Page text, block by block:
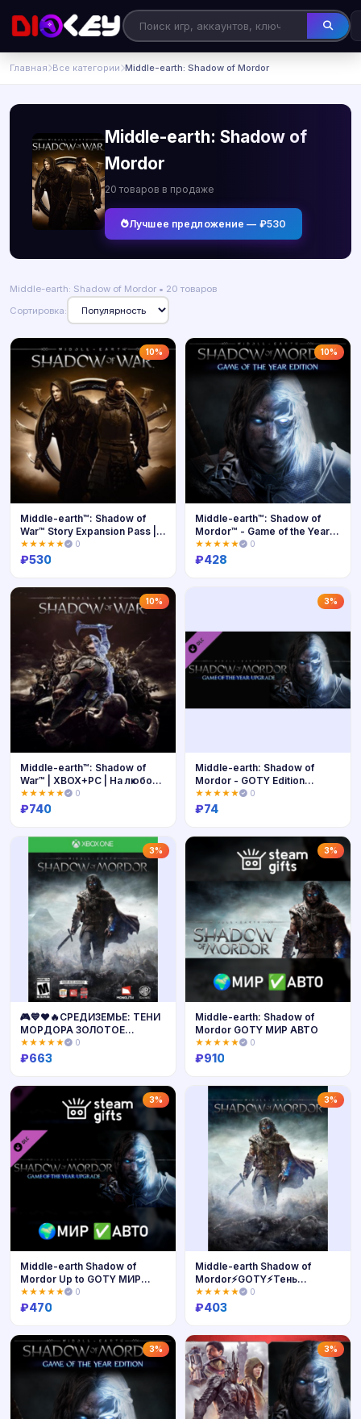
Главная Все категории Middle-earth: Shadow of Mordor
Middle-earth: Shadow of
Mordor
20 товаров в продаже
Лучшее предложение — ₽530
Middle-earth: Shadow of Mordor • 20 товаров
Сортировка:
10%
Купить
Middle-earth™: Shadow of
War™ Story Expansion Pass |
XBOX+PC | На любой
аккаунт
★★★★★ 0
₽530
10%
Middle-earth™: Shadow of
Mordor™ - Game of the Year
Edition | XBOX | На любой
аккаунт
★★★★★ 0
₽428
10%
Купить
Middle-earth™: Shadow of
War™ | XBOX+PC | На любой
аккаунт
★★★★★ 0
₽740
3%
Купить
Middle-earth: Shadow of
Mordor - GOTY Edition
Upgrade🔑
★★★★★ 0
₽74
3%
Купить
🎮💙❤️🔥СРЕДИЗЕМЬЕ: ТЕНИ
МОРДОРА ЗОЛОТОЕ
ИЗДАНИЕ XBOX🔑КЛЮЧ AR
ЛИЦЕНЗИЯ
★★★★★ 0
₽663
3%
Купить
Middle-earth: Shadow of
Mordor GOTY МИР АВТО
★★★★★ 0
₽910
3%
Купить
Middle-earth Shadow of
Mordor Up to GOTY МИР
АВТО
★★★★★ 0
₽470
3%
Купить
Middle-earth Shadow of
Mordor⚡GOTY⚡Тень
Мордора ГОТИ⚡🌎
★★★★★ 0
₽403
3% 3%